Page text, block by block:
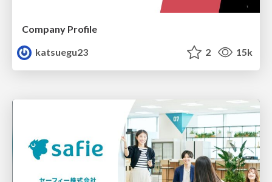
Company Profile
katsuegu23
2 15k